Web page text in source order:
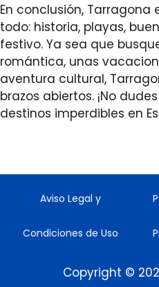
En conclusión,
todo: historia, playas,
festivo. Ya sea que
romántica, unas
aventura cultural,
brazos abiertos. ¡No
destinos imperdibles en
Aviso Legal y
Condiciones de Uso
Copyright ©